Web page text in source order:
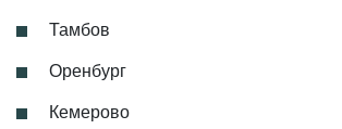
Тамбов
Оренбург
Кемерово